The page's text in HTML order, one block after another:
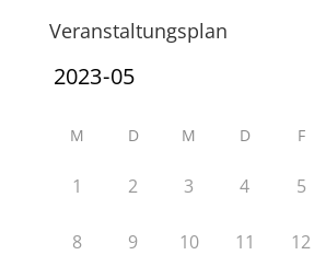
Veranstaltungsplan
M D M D F
1 2 3 4 5
8 9 10 11 12